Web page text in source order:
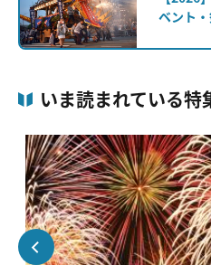
ベント
いま読まれている特